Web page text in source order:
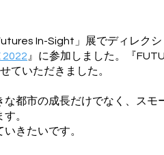
In-Sight」展でディレク
2022 』に参加しました。『
ていただきました。
都市の成長だけでなく、スモ
。
きたいです。